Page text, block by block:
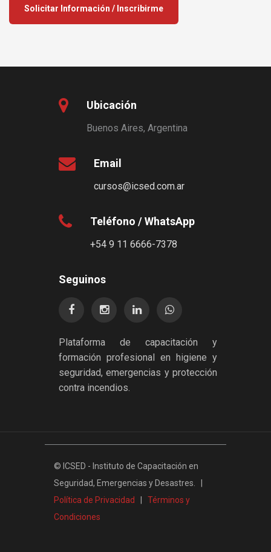
Solicitar Información / Inscribirme
Ubicación
Buenos Aires, Argentina
Email
cursos@icsed.com.ar
Teléfono / WhatsApp
+54 9 11 6666-7378
Seguinos
Plataforma de capacitación y
formación profesional en higiene y
seguridad, emergencias y protección
contra incendios.
© ICSED - Instituto de Capacitación en
Seguridad, Emergencias y Desastres. |
Política de Privacidad
Términos y
Condiciones